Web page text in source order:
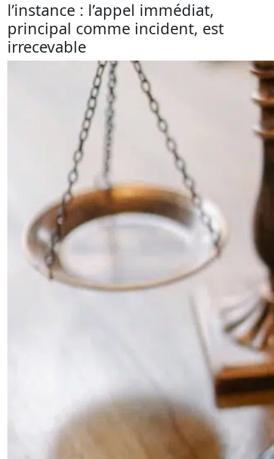
l’instance : l’appel immédiat,
principal comme incident, est
irrecevable